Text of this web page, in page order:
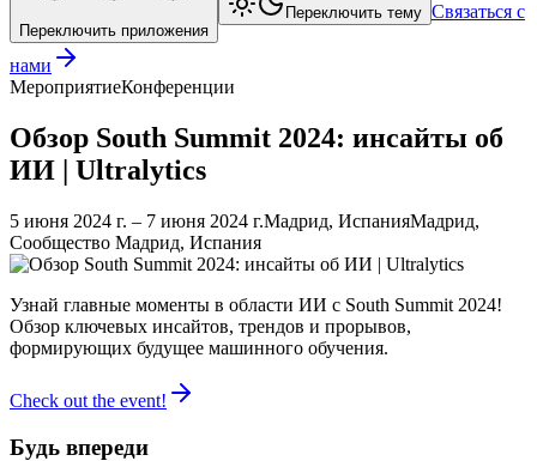
Переключить приложения
Переключить тему Связаться с
нами
МероприятиеКонференции
Обзор South Summit 2024: инсайты об
ИИ | Ultralytics
5 июня 2024 г. – 7 июня 2024 г.Мадрид, ИспанияМадрид,
Сообщество Мадрид, Испания
Узнай главные моменты в области ИИ с South Summit 2024!
Обзор ключевых инсайтов, трендов и прорывов,
формирующих будущее машинного обучения.
Check out the event!
Будь впереди